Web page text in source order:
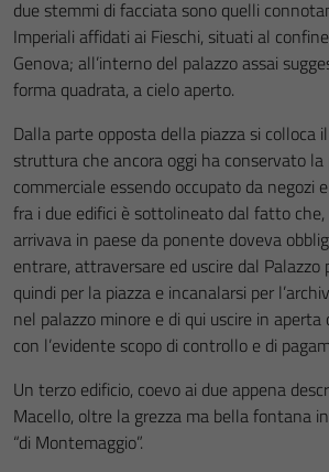
due stemmi di facciata sono quelli
Imperiali affidati ai Fieschi, situati al
Genova; all’interno del palazzo assai
forma quadrata, a cielo aperto.
Dalla parte opposta della piazza si colloca
struttura che ancora oggi ha conservato la
commerciale essendo occupato da negozi
fra i due edifici è sottolineato dal fatto
arrivava in paese da ponente doveva
entrare, attraversare ed uscire dal
quindi per la piazza e incanalarsi per
nel palazzo minore e di qui uscire in
con l’evidente scopo di controllo e di
Un terzo edificio, coevo ai due appena
Macello, oltre la grezza ma bella fontana
“di Montemaggio”.